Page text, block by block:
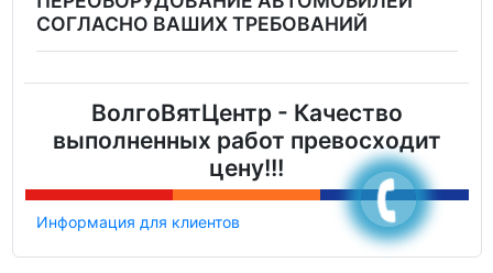
СОГЛАСНО ВАШИХ ТРЕБОВАНИЙ
ВолгоВятЦентр - Качество
выполненных работ превосходит
цену!!!
Информация для клиентов